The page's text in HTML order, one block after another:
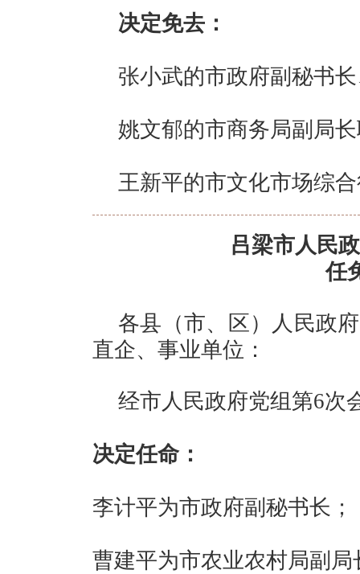
决定免去：
张小武的市政府副秘书
姚文郁的市商务局副局
王新平的市文化市场综
吕梁市人民
任
各县（市、区）人民政
直企、事业单位：
经市人民政府党组第6次
决定任命：
李计平为市政府副秘书长；
曹建平为市农业农村局副局